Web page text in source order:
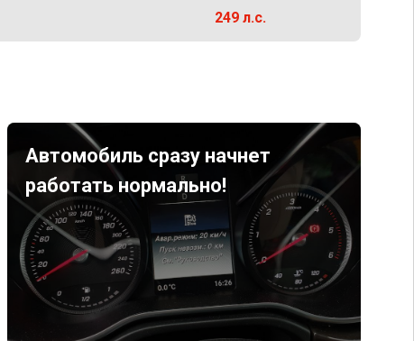
249 л.с.
Автомобиль сразу начнет
работать нормально!